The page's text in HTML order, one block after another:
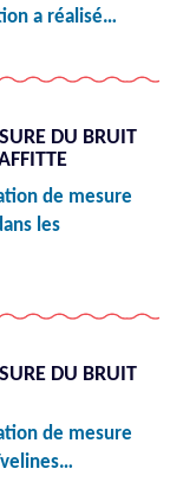
a réalisé…
DU BRUIT
de mesure
les
DU BRUIT
de mesure